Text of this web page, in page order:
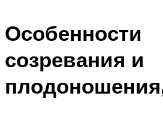
Особенности
созревания и